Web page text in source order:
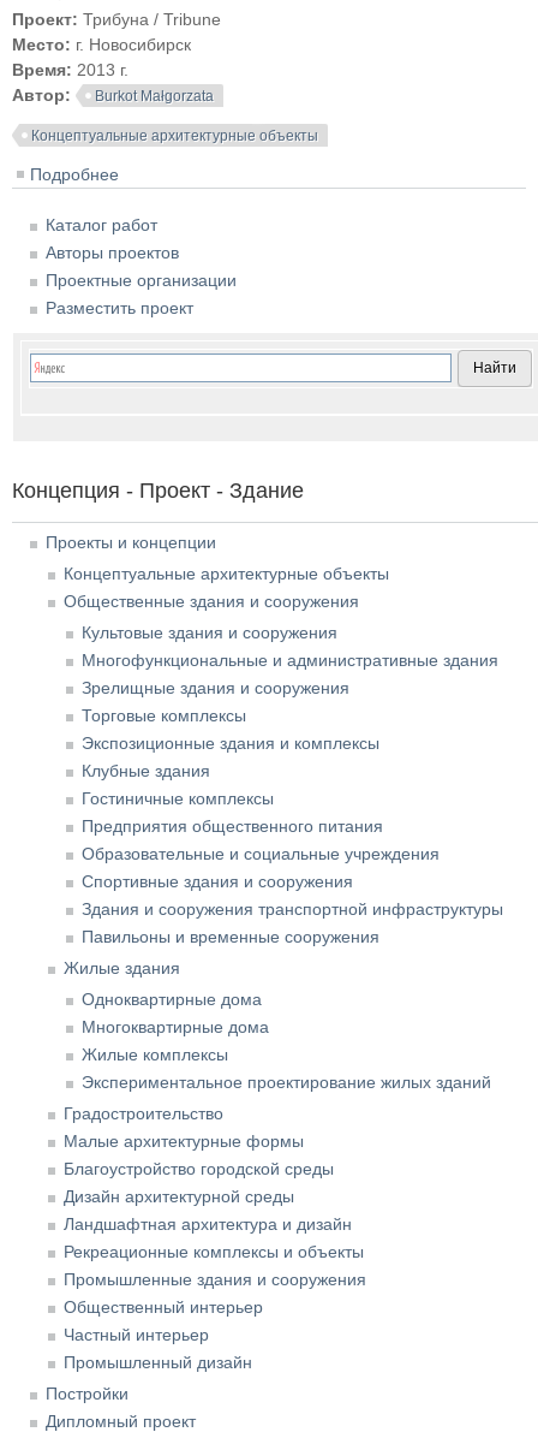
Проект: Трибуна / Tribune
Место: г. Новосибирск
Время: 2013 г.
Автор:
Burkot Małgorzata
Концептуальные архитектурные объекты
Подробнее
Каталог работ
Авторы проектов
Проектные организации
Разместить проект
Концепция - Проект - Здание
Проекты и концепции
Концептуальные архитектурные объекты
Общественные здания и сооружения
Культовые здания и сооружения
Многофункциональные и административные здания
Зрелищные здания и сооружения
Торговые комплексы
Экспозиционные здания и комплексы
Клубные здания
Гостиничные комплексы
Предприятия общественного питания
Образовательные и социальные учреждения
Спортивные здания и сооружения
Здания и сооружения транспортной инфраструктуры
Павильоны и временные сооружения
Жилые здания
Одноквартирные дома
Многоквартирные дома
Жилые комплексы
Экспериментальное проектирование жилых зданий
Градостроительство
Малые архитектурные формы
Благоустройство городской среды
Дизайн архитектурной среды
Ландшафтная архитектура и дизайн
Рекреационные комплексы и объекты
Промышленные здания и сооружения
Общественный интерьер
Частный интерьер
Промышленный дизайн
Постройки
Дипломный проект